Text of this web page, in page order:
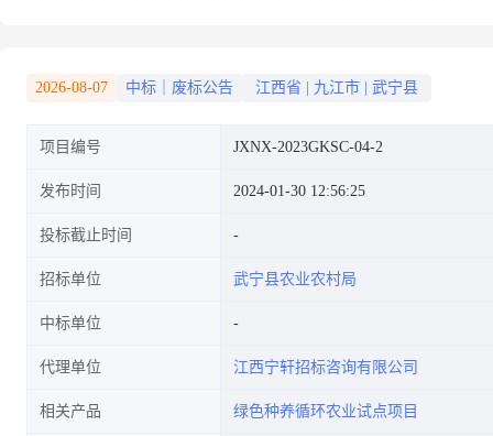
2026-08-07 中标｜废标公告 江西省 九江市 武宁县
项目编号 JXNX-2023GKSC-04-2
发布时间 2024-01-30 12:56:25
投标截止时间
招标单位 武宁县农业农村局
中标单位
代理单位 江西宁轩招标咨询有限公司
相关产品 绿色种养循环农业试点项目